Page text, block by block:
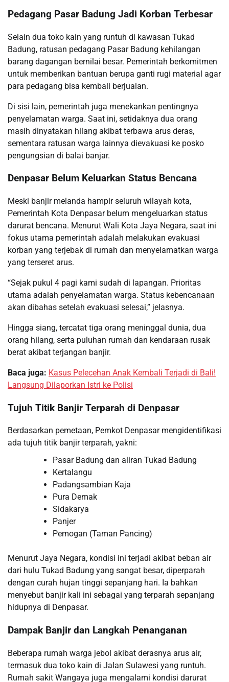
Pedagang Pasar Badung Jadi Korban Terbesar
Selain dua toko kain yang runtuh di kawasan Tukad
Badung, ratusan pedagang Pasar Badung kehilangan
barang dagangan bernilai besar. Pemerintah berkomitmen
untuk memberikan bantuan berupa ganti rugi material agar
para pedagang bisa kembali berjualan.
Di sisi lain, pemerintah juga menekankan pentingnya
penyelamatan warga. Saat ini, setidaknya dua orang
masih dinyatakan hilang akibat terbawa arus deras,
sementara ratusan warga lainnya dievakuasi ke posko
pengungsian di balai banjar.
Denpasar Belum Keluarkan Status Bencana
Meski banjir melanda hampir seluruh wilayah kota,
Pemerintah Kota Denpasar belum mengeluarkan status
darurat bencana. Menurut Wali Kota Jaya Negara, saat ini
fokus utama pemerintah adalah melakukan evakuasi
korban yang terjebak di rumah dan menyelamatkan warga
yang terseret arus.
“Sejak pukul 4 pagi kami sudah di lapangan. Prioritas
utama adalah penyelamatan warga. Status kebencanaan
akan dibahas setelah evakuasi selesai,” jelasnya.
Hingga siang, tercatat tiga orang meninggal dunia, dua
orang hilang, serta puluhan rumah dan kendaraan rusak
berat akibat terjangan banjir.
Baca juga: Kasus Pelecehan Anak Kembali Terjadi di Bali!
Langsung Dilaporkan Istri ke Polisi
Tujuh Titik Banjir Terparah di Denpasar
Berdasarkan pemetaan, Pemkot Denpasar mengidentifikasi
ada tujuh titik banjir terparah, yakni:
Pasar Badung dan aliran Tukad Badung
Kertalangu
Padangsambian Kaja
Pura Demak
Sidakarya
Panjer
Pemogan (Taman Pancing)
Menurut Jaya Negara, kondisi ini terjadi akibat beban air
dari hulu Tukad Badung yang sangat besar, diperparah
dengan curah hujan tinggi sepanjang hari. Ia bahkan
menyebut banjir kali ini sebagai yang terparah sepanjang
hidupnya di Denpasar.
Dampak Banjir dan Langkah Penanganan
Beberapa rumah warga jebol akibat derasnya arus air,
termasuk dua toko kain di Jalan Sulawesi yang runtuh.
Rumah sakit Wangaya juga mengalami kondisi darurat